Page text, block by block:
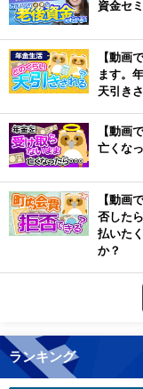
資金セ
【動画
ます。
天引き
【動画
亡くな
【動画
否した
払いた
か？
ランキング